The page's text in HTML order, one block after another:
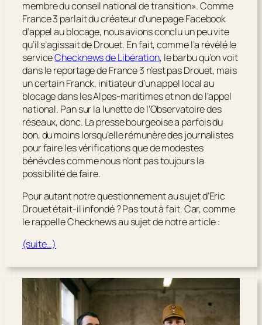
membre du conseil national de transition». Comme
France 3 parlait du créateur d’une page Facebook
d’appel au blocage, nous avions conclu un peu vite
qu’il s’agissait de Drouet. En fait, comme l’a révélé le
serviceChecknewsdeLibération, le barbu qu’on voit
dans le reportage de France 3 n’est pas Drouet, mais
un certain Franck, initiateur d’un appel local au
blocage dans les Alpes-maritimes et non de l’appel
national. Pan sur la lunette de l’Observatoire des
réseaux, donc. La presse bourgeoise a parfois du
bon, du moins lorsqu’elle rémunère des journalistes
pour faire les vérifications que de modestes
bénévoles comme nous n’ont pas toujours la
possibilité de faire.
Pour autant notre questionnement au sujet d’Eric
Drouet était-il infondé ? Pas tout à fait. Car, comme
le rappelleChecknewsau sujet de notre article :
(suite…)